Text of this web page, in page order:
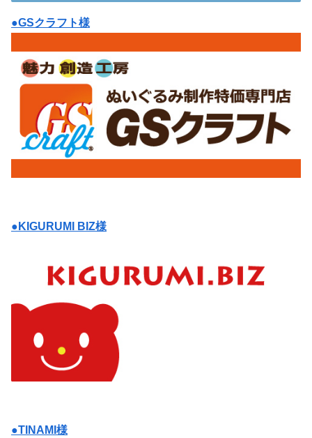
●GSクラフト様
●KIGURUMI BIZ様
●TINAMI様